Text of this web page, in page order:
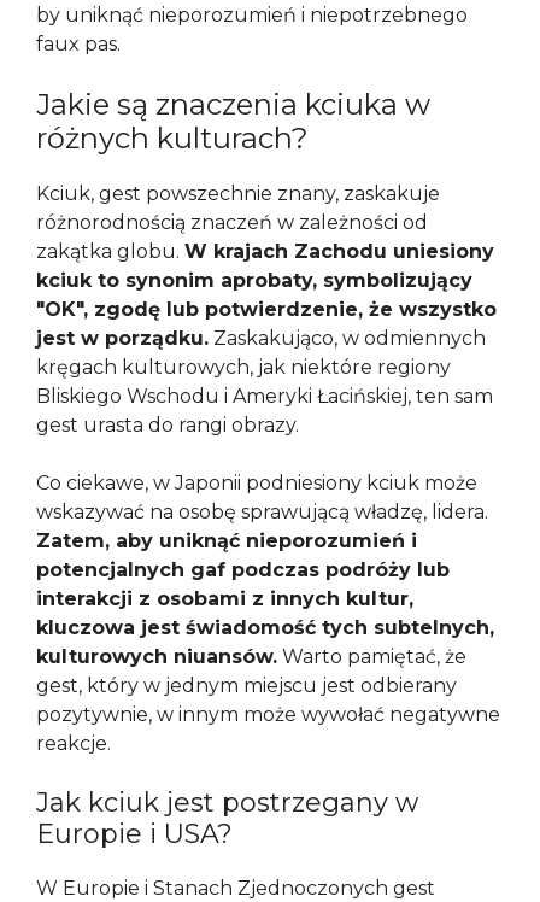
by uniknąć nieporozumień i niepotrzebnego
faux pas.
Jakie są znaczenia kciuka w
różnych kulturach?
Kciuk, gest powszechnie znany, zaskakuje
różnorodnością znaczeń w zależności od
zakątka globu. W krajach Zachodu uniesiony
kciuk to synonim aprobaty, symbolizujący
"OK", zgodę lub potwierdzenie, że wszystko
jest w porządku. Zaskakująco, w odmiennych
kręgach kulturowych, jak niektóre regiony
Bliskiego Wschodu i Ameryki Łacińskiej, ten sam
gest urasta do rangi obrazy.
Co ciekawe, w Japonii podniesiony kciuk może
wskazywać na osobę sprawującą władzę, lidera.
Zatem, aby uniknąć nieporozumień i
potencjalnych gaf podczas podróży lub
interakcji z osobami z innych kultur,
kluczowa jest świadomość tych subtelnych,
kulturowych niuansów. Warto pamiętać, że
gest, który w jednym miejscu jest odbierany
pozytywnie, w innym może wywołać negatywne
reakcje.
Jak kciuk jest postrzegany w
Europie i USA?
W Europie i Stanach Zjednoczonych gest